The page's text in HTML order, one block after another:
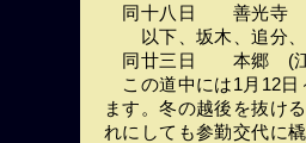
同十八日 善光寺
以下、坂木、追分
同廿三日 本郷 (江
この道中には1月12日
ます。冬の越後を抜け
れにしても参勤交代に